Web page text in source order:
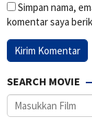
Simpan nama,
komentar saya
SEARCH MOVIE